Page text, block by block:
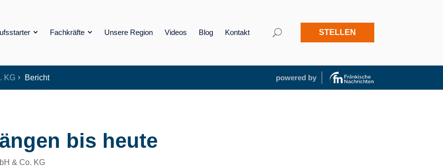
Fachkräfte Unsere Region Videos Blog Kontakt STELLEN
KG 5 Bericht powered by
bis heute
& Co. KG